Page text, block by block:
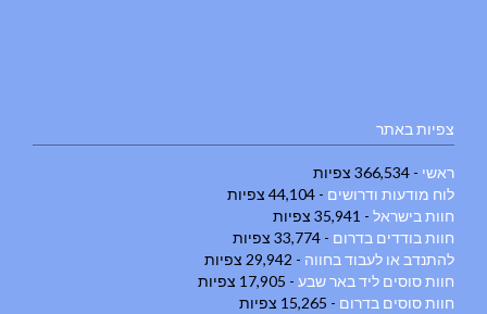
צפיות באתר
ראשי - 366,534 צפיות
לוח מודעות ודרושים - 44,104 צפיות
חוות בישראל - 35,941 צפיות
חוות בודדים בדרום - 33,774 צפיות
להתנדב או לעבוד בחווה - 29,942 צפיות
חוות סוסים ליד באר שבע - 17,905 צפיות
חוות סוסים בדרום - 15,265 צפיות